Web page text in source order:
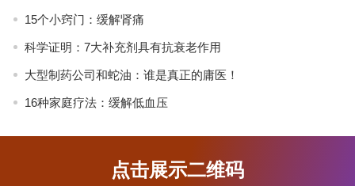
15个小窍门：缓解肾痛
科学证明：7大补充剂具有抗衰老作用
大型制药公司和蛇油：谁是真正的庸医！
16种家庭疗法：缓解低血压
点击展示二维码